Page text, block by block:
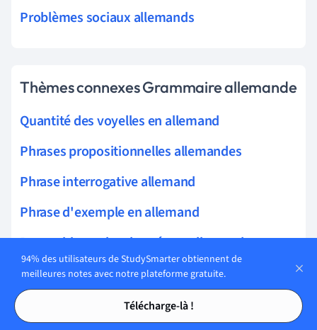
Tables des matières
Tables des matières
Problèmes sociaux allemands
Thèmes connexes Grammaire allemande
Quantité des voyelles en allemand
Phrases propositionnelles allemandes
Phrase interrogative allemand
Phrase d'exemple en allemand
Proposition subordonnée en allemand
Proposition relative allemande
Questions indirectes en allemand
94% des utilisateurs de StudySmarter obtiennent de
meilleures notes avec notre plateforme gratuite.
Télécharge-là !